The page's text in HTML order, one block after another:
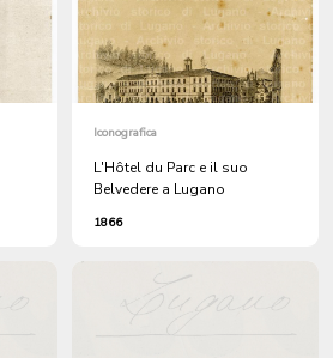
Iconografica
L'Hôtel du Parc e il suo
Belvedere a Lugano
1866